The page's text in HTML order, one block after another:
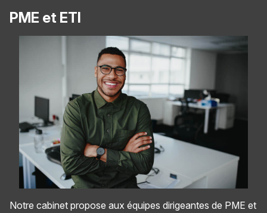
PME et ETI
Notre cabinet propose aux équipes dirigeantes de PME et